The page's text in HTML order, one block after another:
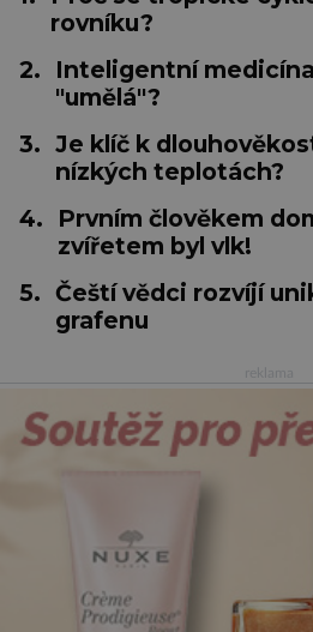
rovníku?
2.
Inteligentní
"umělá"?
3. Je klíč k
nízkých teplotách?
4.
Prvním člověkem
zvířetem byl vlk!
5. Čeští vědci rozvíjí
grafenu